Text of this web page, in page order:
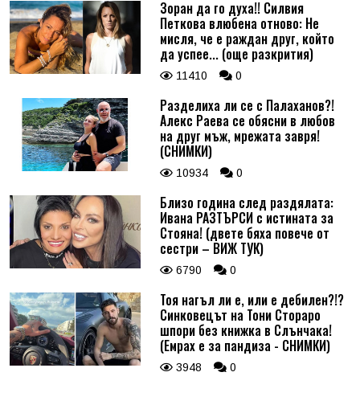
Зоран да го духа!! Силвия
Петкова влюбена отново: Не
мисля, че е раждан друг, който
да успее... (още разкрития)
11410 0
Разделиха ли се с Палаханов?!
Алекс Раева се обясни в любов
на друг мъж, мрежата завря!
(СНИМКИ)
10934 0
Близо година след раздялата:
Ивана РАЗТЪРСИ с истината за
Стояна! (двете бяха повече от
сестри – ВИЖ ТУК)
6790 0
Тоя нагъл ли е, или е дебилен?!?
Синковецът на Тони Стораро
шпори без книжка в Слънчака!
(Емрах е за пандиза - СНИМКИ)
3948 0